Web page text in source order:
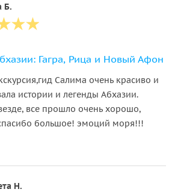
Б.
Гагра, Рица и Новый Афон
Салима очень красиво и
истории и легенды Абхазии.
все прошло очень хорошо,
большое! эмоций моря!!!
Н.